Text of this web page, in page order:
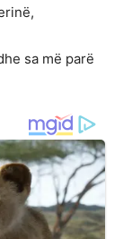
sa më parë